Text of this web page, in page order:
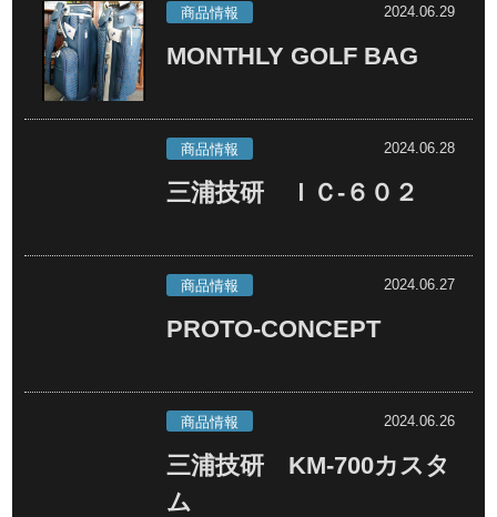
2024.06.29
商品情報
MONTHLY GOLF BAG
2024.06.28
商品情報
三浦技研 ＩＣ-６０２
2024.06.27
商品情報
PROTO-CONCEPT
2024.06.26
商品情報
三浦技研 KM-700カスタ
ム